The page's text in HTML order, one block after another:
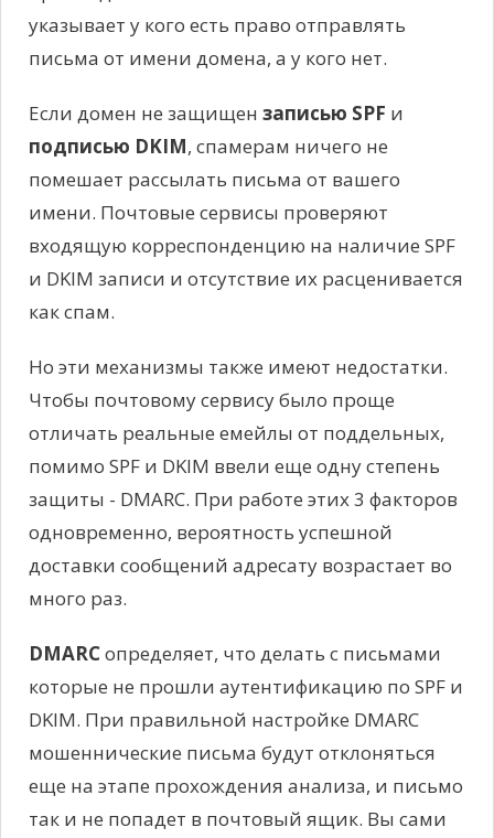
указывает у кого есть право отправлять
письма от имени домена, а у кого нет.
Если домен не защищен записью SPF и
подписью DKIM, спамерам ничего не
помешает рассылать письма от вашего
имени. Почтовые сервисы проверяют
входящую корреспонденцию на наличие SPF
и DKIM записи и отсутствие их расценивается
как спам.
Но эти механизмы также имеют недостатки.
Чтобы почтовому сервису было проще
отличать реальные емейлы от поддельных,
помимо SPF и DKIM ввели еще одну степень
защиты - DMARC. При работе этих 3 факторов
одновременно, вероятность успешной
доставки сообщений адресату возрастает во
много раз.
DMARCопределяет, что делать с письмами
которые не прошли аутентификацию по SPF и
DKIM. При правильной настройке DMARC
мошеннические письма будут отклоняться
еще на этапе прохождения анализа, и письмо
так и не попадет в почтовый ящик. Вы сами